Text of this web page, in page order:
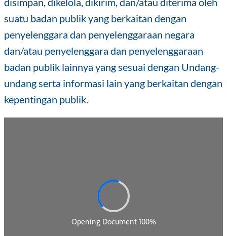
suatu badan publik yang berkaitan dengan
penyelenggara dan penyelenggaraan negara
dan/atau penyelenggara dan penyelenggaraan
badan publik lainnya yang sesuai dengan Undang-
undang serta informasi lain yang berkaitan dengan
kepentingan publik.